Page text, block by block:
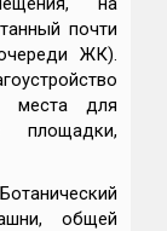
почти
ЖК).
места для
площадки,
общей